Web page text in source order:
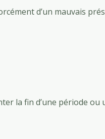
d’un mauvais
la fin d’une période